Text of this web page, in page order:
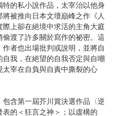
的私小說作品，太宰治以他身
被推向日本文壇巔峰之作《人
上卻在絕境中求活的主角大庭
渡了許多關於寫作的祕密。這
者也出場批判或說明，並將自
我，在絕望的自我否定與自嘲
宰在自負與自責中撕裂的心
含第一屆芥川賞決選作品〈逆
的＜狂言之神＞；以虛構的